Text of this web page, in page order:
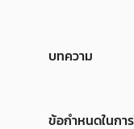
บทความ
ข้อกำหนดในกา